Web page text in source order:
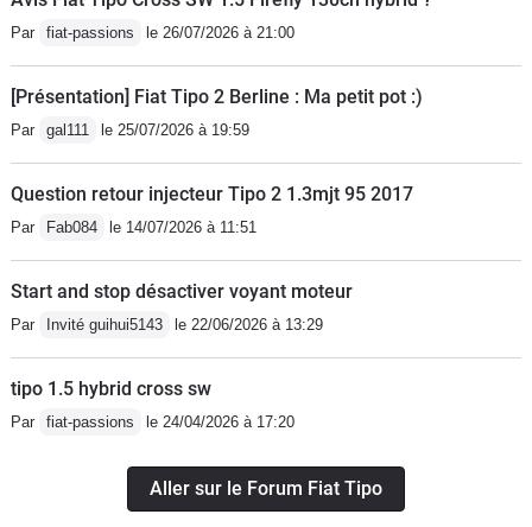
pas le summum de l’automobile, ni le
top niveau mode mais pour le budget
(18.900 euros moins remise de 4.000
euros, soit 14.900 euros), je me doute
qu’il ne faut pas se montrer exigeant.
Défauts: moteur poussif ( il existe un
1.4 turbo 120), finition intérieure
moyenne et suspensions
dures.Qualités: ligne, intérieur
spacieux, fiabilité, prix/
équipement/garantie.Je viens de
Par fiat-passions le 26/07/2026 à 21:00
[Présentation] Fiat Tipo 2 Berline : Ma petit pot :)
Par gal111 le 25/07/2026 à 19:59
Question retour injecteur Tipo 2 1.3mjt 95 2017
Par Fab084 le 14/07/2026 à 11:51
Start and stop désactiver voyant moteur
Par Invité guihui5143 le 22/06/2026 à 13:29
tipo 1.5 hybrid cross sw
Par fiat-passions le 24/04/2026 à 17:20
Aller sur le Forum Fiat Tipo